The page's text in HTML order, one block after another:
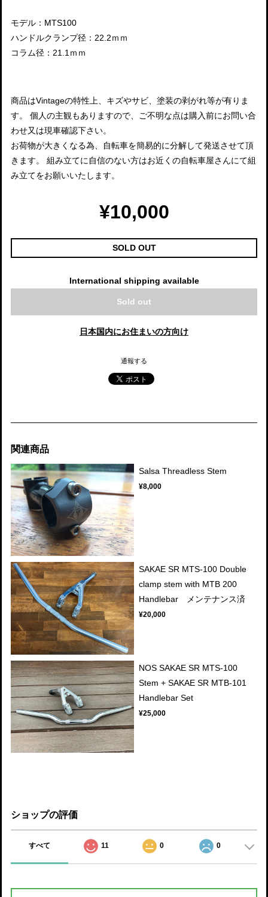
モデル：MTS100
ハンドルクランプ径：22.2ｍｍ
コラム径：21.1ｍｍ
商品はVintageの特性上、キズやサビ、塗装の剥がれ等が有りま
す。 個人の主観もありますので、ご不明な点は購入前にお問い合
わせ又は現車確認下さい。
お荷物が大きくなる為、自転車を簡易的に分解して発送させて頂
きます。 組み立てに自信のない方はお近くの自転車屋さんにて組
み立てをお願いいたします。
¥10,000
SOLD OUT
International shipping available
Sold out
日本国内にお住まいの方向け
通報する
関連商品
Salsa Threadless Stem
¥8,000
SAKAE SR MTS-100 Double
clamp stem with MTB 200
Handlebar メンテナンス済
¥20,000
NOS SAKAE SR MTS-100
Stem + SAKAE SR MTB-101
Handlebar Set
¥25,000
ショップの評価
すべて 11 0 0